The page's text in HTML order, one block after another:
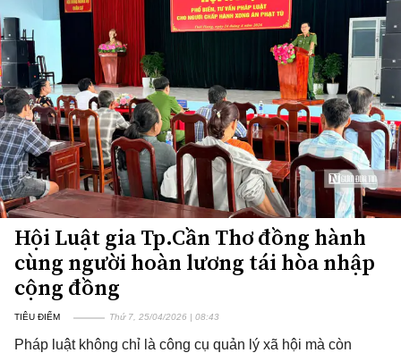
Hội Luật gia Tp.Cần Thơ đồng hành
cùng người hoàn lương tái hòa nhập
cộng đồng
TIÊU ĐIỂM Thứ 7, 25/04/2026 | 08:43
Pháp luật không chỉ là công cụ quản lý xã hội mà còn